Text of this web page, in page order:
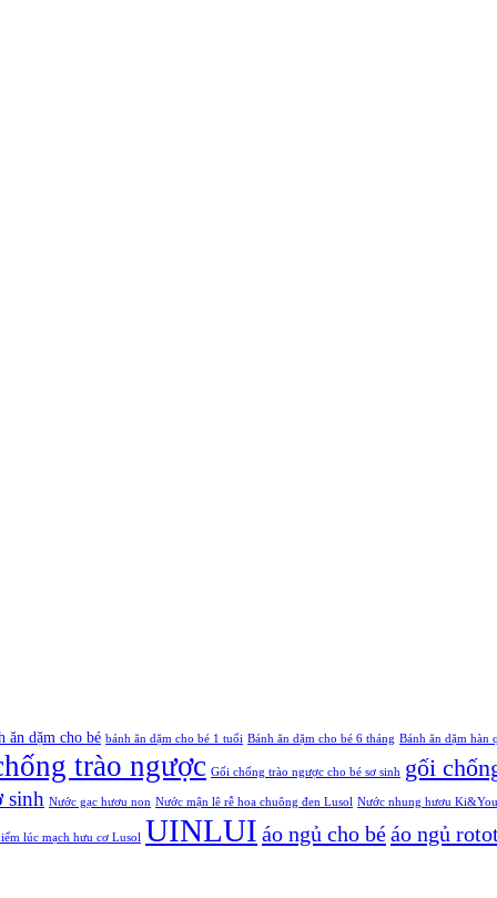
ăn dặm cho bé bánh ăn dặm cho bé 1 tuổi Bánh ăn dặm cho bé 6 tháng Bánh ăn dặm hàn
trào ngược Gối chống trào ngược cho bé sơ sinh gối
sinh Nước gạc hươu non Nước mận lê rễ hoa chuông đen Lusol Nước nhung hươu
lúc mạch hưu cơ Lusol UINLUI áo ngủ cho béáo ngủ